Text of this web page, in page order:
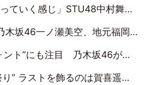
じ」STU48中村舞、新しい挑戦は自らの手で
、地元福岡『めんべい25周年トップサポーター』に就任
乃木坂46が挑んだ書道パフォーマンスの舞台裏
…5年ぶりの登場に「5年分大人になった私を見ていただけたら」